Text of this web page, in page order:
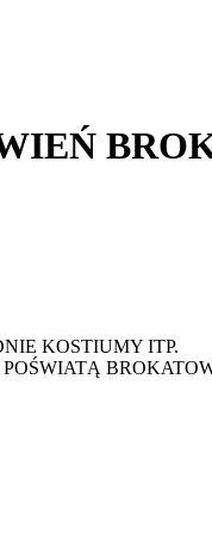
KOSTIUMY ITP.